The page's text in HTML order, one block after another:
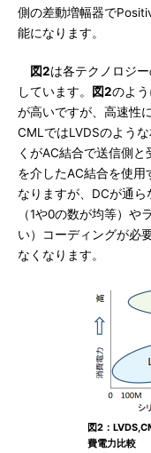
側の差動増幅器で
能になります。
図2は各テクノロジ
しています。
図2のよ
が高いですが、高速性
CMLではLVDSのよう
くがAC結合で送信側
を介したAC結合を使用
なりますが、DCが通
（1や0の数が均等）
い）コーディングが必
なくなります。
図2：
費電力比較